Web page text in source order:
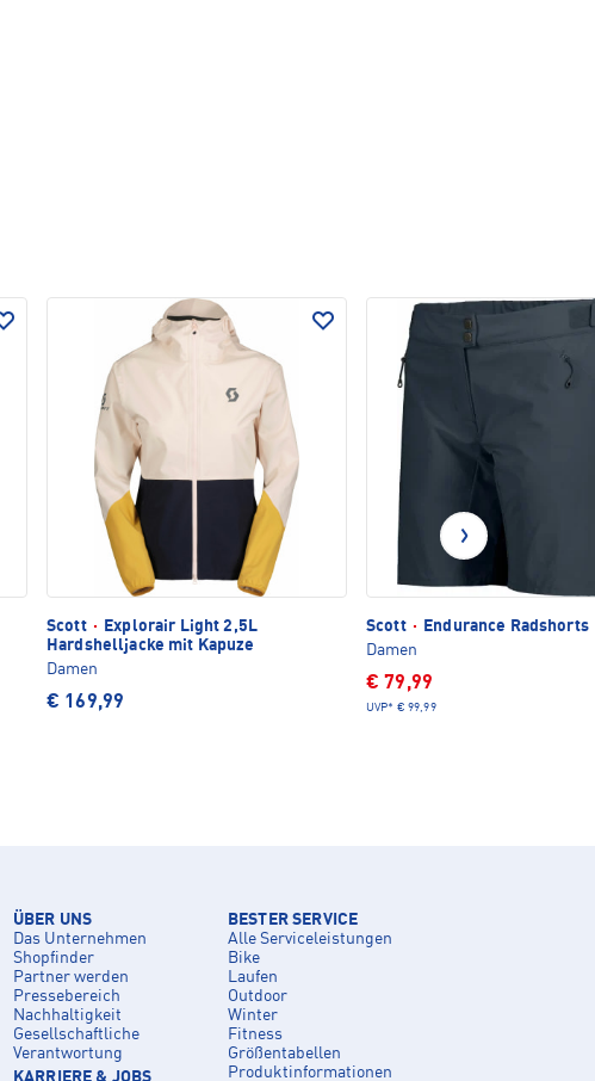
Scott ·
Explorair Light 2,5L
Hardshelljacke mit Kapuze
Damen
€ 169,99
Scott ·
Endurance Radshorts
Damen
€ 79,99
UVP* € 99,99
ÜBER UNS
Das Unternehmen
Shopfinder
Partner werden
Pressebereich
Nachhaltigkeit
Gesellschaftliche
Verantwortung
KARRIERE & JOBS
BESTER SERVICE
Alle Serviceleistungen
Bike
Laufen
Outdoor
Winter
Fitness
Größentabellen
Produktinformationen